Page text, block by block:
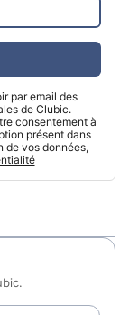
par email des
de Clubic.
consentement à
présent dans
de vos données,